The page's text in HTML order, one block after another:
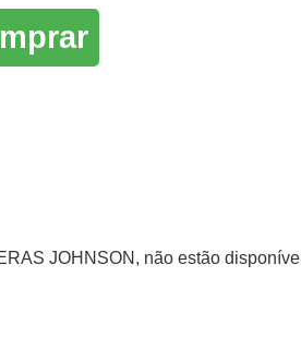
JOHNSON, não estão